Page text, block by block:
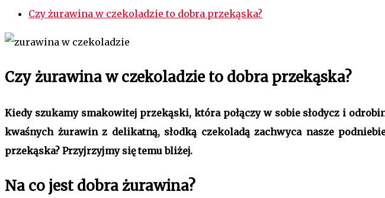
Czy żurawina w czekoladzie to dobra przekąska?
Czy żurawina w czekoladzie to dobra przekąska?
Kiedy szukamy smakowitej przekąski, która połączy w sobie słodycz i
kwaśnych żurawin z delikatną, słodką czekoladą zachwyca nasze
przekąska? Przyjrzyjmy się temu bliżej.
Na co jest dobra żurawina?